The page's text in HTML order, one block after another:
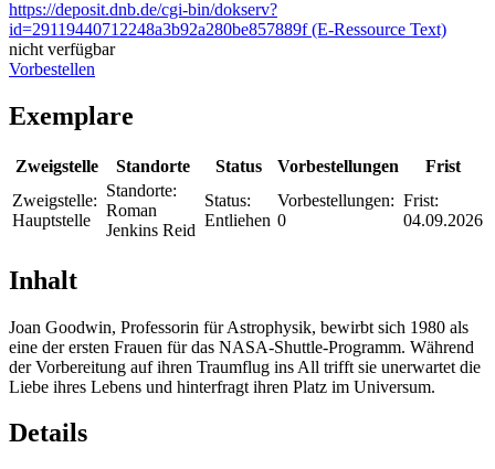
https://deposit.dnb.de/cgi-bin/dokserv?
id=29119440712248a3b92a280be857889f (E-Ressource Text)
nicht verfügbar
Vorbestellen
Exemplare
Zweigstelle Standorte Status Vorbestellungen
Frist
Zweigstelle:
Hauptstelle
Standorte:
Roman
Jenkins Reid
Status:
Entliehen
Vorbestellungen:
0
Frist:
04.09.2026
Inhalt
Joan Goodwin, Professorin für Astrophysik, bewirbt sich 1980 als
eine der ersten Frauen für das NASA-Shuttle-Programm. Während
der Vorbereitung auf ihren Traumflug ins All trifft sie unerwartet die
Liebe ihres Lebens und hinterfragt ihren Platz im Universum.
Details